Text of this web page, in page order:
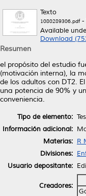
Texto
1080289306.pdf-
Available
Download
Resumen
el propósito del estudio
(motivación interna), la
de los adultos con DT2.
una potencia de 90% y
conveniencia.
Tipo de elemento:
Información adicional:
Materias: R
Divisiones:
Usuario depositante:
Creadores: